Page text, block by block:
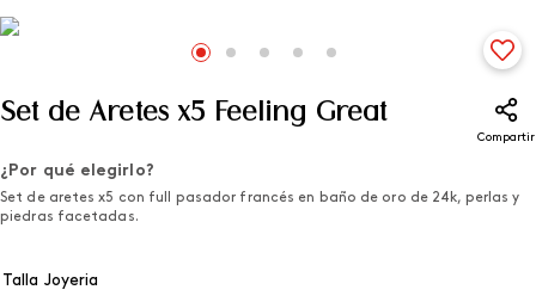
Set de Aretes x5 Feeling Great
Compartir
¿Por qué elegirlo?
Set de aretes x5 con full pasador francés en baño de oro de 24k, perlas y
piedras facetadas.
Talla Joyeria